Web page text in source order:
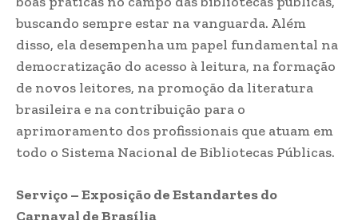
buscando sempre estar na vanguarda. Além
disso, ela desempenha um papel fundamental na
democratização do acesso à leitura, na formação
de novos leitores, na promoção da literatura
brasileira e na contribuição para o
aprimoramento dos profissionais que atuam em
todo o Sistema Nacional de Bibliotecas Públicas.
Serviço – Exposição de Estandartes do
Carnaval de Brasília